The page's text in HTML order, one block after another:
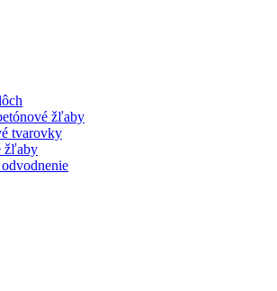
žľaby
tvarovky
žľaby